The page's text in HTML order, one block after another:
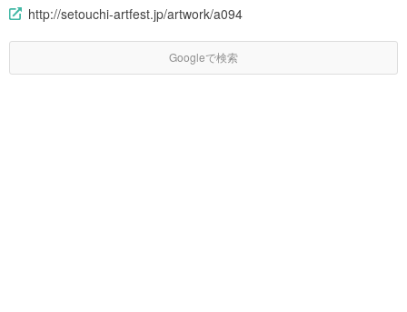
http://setouchi-artfest.jp/artwork/a094
Googleで検索